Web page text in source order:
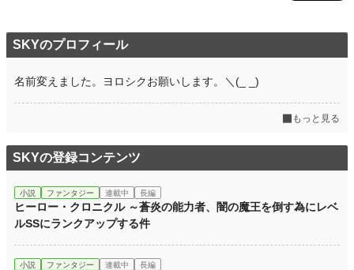
SKYのプロフィール
名前変えました。ヨロシクお願いします。＼(_ _)
もっと見る
SKYの登録コンテンツ
小説 ファンタジー 連載中 長編
ヒーロー・クロニクル ～蒼炎の能力者、闇の魔王を倒す為にレベ
ルSSにランクアップする件
小説 ファンタジー 連載中 長編